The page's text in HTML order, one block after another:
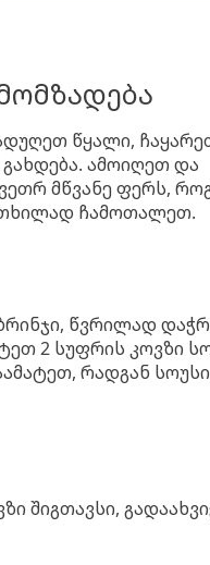
წყალი,
ამოიღეთ და
მწვანე ფერს,
ჩამოთალეთ.
წვრილად
2 სუფრის კოვზი
რადგან
შიგთავსი,